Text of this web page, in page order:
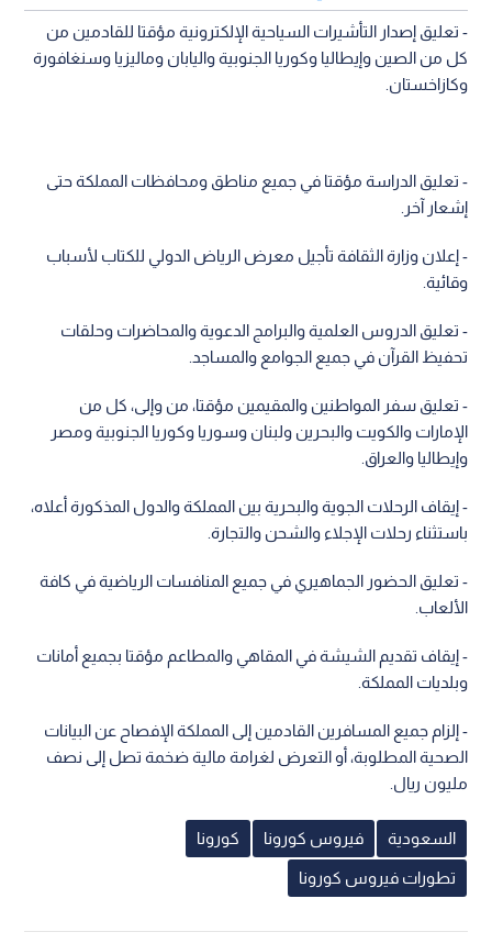
- تعليق إصدار التأشيرات السياحية الإلكترونية مؤقتا للقادمين من
كل من الصين وإيطاليا وكوريا الجنوبية واليابان وماليزيا وسنغافورة
وكازاخستان.
- تعليق الدراسة مؤقتا في جميع مناطق ومحافظات المملكة حتى
إشعار آخر.
- إعلان وزارة الثقافة تأجيل معرض الرياض الدولي للكتاب لأسباب
وقائية.
- تعليق الدروس العلمية والبرامج الدعوية والمحاضرات وحلقات
تحفيظ القرآن في جميع الجوامع والمساجد.
- تعليق سفر المواطنين والمقيمين مؤقتا، من وإلى، كل من
الإمارات والكويت والبحرين ولبنان وسوريا وكوريا الجنوبية ومصر
وإيطاليا والعراق.
- إيقاف الرحلات الجوية والبحرية بين المملكة والدول المذكورة أعلاه،
باستثناء رحلات الإجلاء والشحن والتجارة.
- تعليق الحضور الجماهيري في جميع المنافسات الرياضية في كافة
الألعاب.
- إيقاف تقديم الشيشة في المقاهي والمطاعم مؤقتا بجميع أمانات
وبلديات المملكة.
- إلزام جميع المسافرين القادمين إلى المملكة الإفصاح عن البيانات
الصحية المطلوبة، أو التعرض لغرامة مالية ضخمة تصل إلى نصف
مليون ريال.
السعودية فيروس كورونا كورونا
تطورات فيروس كورونا